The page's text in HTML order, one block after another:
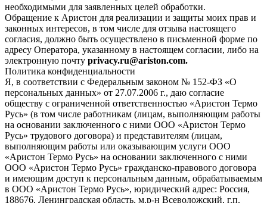
необходимыми для заявленных целей обработки.
Обращение к Аристон для реализации и защиты моих прав и
законных интересов, в том числе для отзыва настоящего
согласия, должно быть осуществлено в письменной форме по
адресу Оператора, указанному в настоящем согласии, либо на
электронную почту privacy.ru@ariston.com.
Политика конфиденциальности
Я, в соответствии с Федеральным законом № 152-ФЗ «О
персональных данных» от 27.07.2006 г., даю согласие
обществу с ограниченной ответственностью «Аристон Термо
Русь» (в том числе работникам (лицам, выполняющим работы
на основании заключенного с ними ООО «Аристон Термо
Русь» трудового договора) и представителям (лицам,
выполняющим работы или оказывающим услуги ООО
«Аристон Термо Русь» на основании заключенного с ними
ООО «Аристон Термо Русь» гражданско-правового договора
и имеющим доступ к персональным данным, обрабатываемым
в ООО «Аристон Термо Русь», юридический адрес: Россия,
188676, Ленинградская область, м.р-н Всеволожский, г.п.